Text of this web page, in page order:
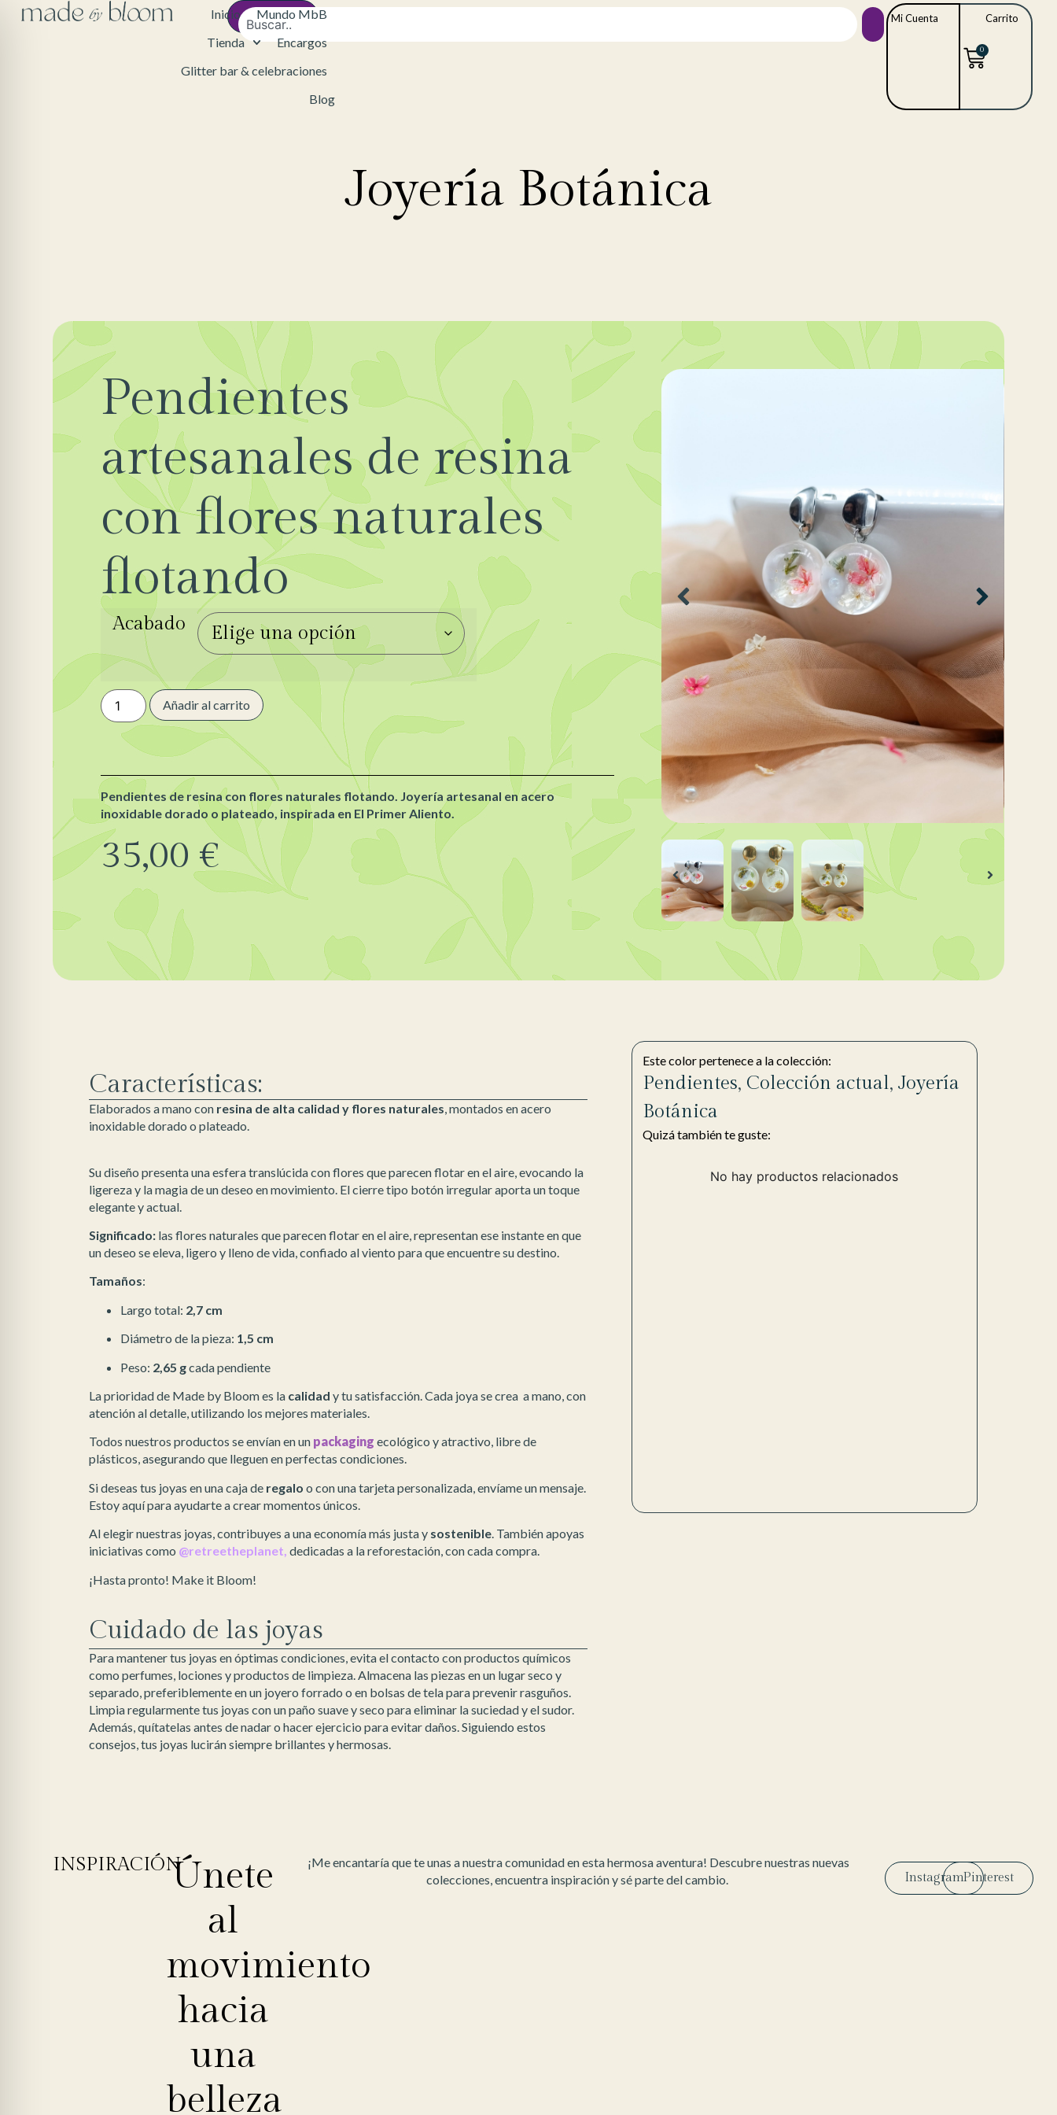
Inicio
Mundo MbB
Tienda
Encargos
Glitter bar & celebraciones
Blog
Contacto Mi Cuenta
0
Carrito
Joyería Botánica
Pendientes
artesanales de resina
con flores naturales
flotando
Acabado
Añadir al carrito
Pendientes de resina con flores naturales flotando. Joyería artesanal en acero
inoxidable dorado o plateado, inspirada en El Primer Aliento.
35,00 €
Características:
Elaborados a mano con resina de alta calidad y flores naturales, montados en acero
inoxidable dorado o plateado.
Su diseño presenta una esfera translúcida con flores que parecen flotar en el aire, evocando la
ligereza y la magia de un deseo en movimiento. El cierre tipo botón irregular aporta un toque
elegante y actual.
Significado: las flores naturales que parecen flotar en el aire, representan ese instante en que
un deseo se eleva, ligero y lleno de vida, confiado al viento para que encuentre su destino.
Tamaños:
Largo total: 2,7 cm
Diámetro de la pieza: 1,5 cm
Peso: 2,65 gcada pendiente
La prioridad de Made by Bloom es la calidady tu satisfacción. Cada joya se crea a mano, con
atención al detalle, utilizando los mejores materiales.
Todos nuestros productos se envían en un packaging ecológico y atractivo, libre de
plásticos, asegurando que lleguen en perfectas condiciones.
Si deseas tus joyas en una caja de regaloo con una tarjeta personalizada, envíame un mensaje.
Estoy aquí para ayudarte a crear momentos únicos.
Al elegir nuestras joyas, contribuyes a una economía más justa y sostenible. También apoyas
iniciativas como @retreetheplanet, dedicadas a la reforestación, con cada compra.
¡Hasta pronto! Make it Bloom!
Cuidado de las joyas
Para mantener tus joyas en óptimas condiciones, evita el contacto con productos químicos
como perfumes, lociones y productos de limpieza. Almacena las piezas en un lugar seco y
separado, preferiblemente en un joyero forrado o en bolsas de tela para prevenir rasguños.
Limpia regularmente tus joyas con un paño suave y seco para eliminar la suciedad y el sudor.
Además, quítatelas antes de nadar o hacer ejercicio para evitar daños. Siguiendo estos
consejos, tus joyas lucirán siempre brillantes y hermosas.
Este color pertenece a la colección:
Pendientes, Colección actual,Joyería
Botánica
Quizá también te guste:
No hay productos relacionados
INSPIRACIÓNÚnete
al
movimiento
hacia
una
belleza
¡Me encantaría que te unas a nuestra comunidad en esta hermosa aventura! Descubre nuestras nuevas
colecciones, encuentra inspiración y sé parte del cambio.
InstagramPinterest